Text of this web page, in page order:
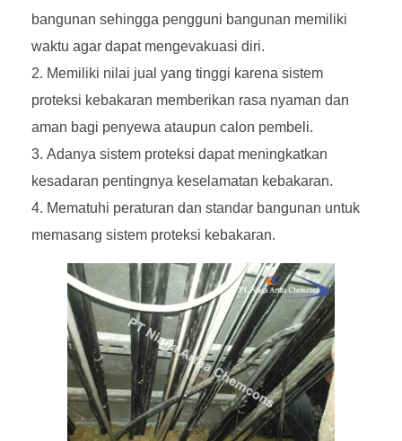
bangunan sehingga pengguni bangunan memiliki
waktu agar dapat mengevakuasi diri.
Memiliki nilai jual yang tinggi karena sistem
proteksi kebakaran memberikan rasa nyaman dan
aman bagi penyewa ataupun calon pembeli.
Adanya sistem proteksi dapat meningkatkan
kesadaran pentingnya keselamatan kebakaran.
Mematuhi peraturan dan standar bangunan untuk
memasang sistem proteksi kebakaran.